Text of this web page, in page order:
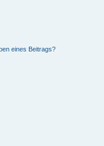
eines Beitrags?